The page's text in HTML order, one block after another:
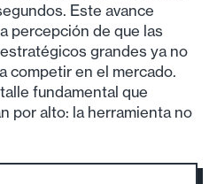
Este avance
percepción de que las
grandes ya no
competir en el mercado.
fundamental que
por alto: la herramienta no